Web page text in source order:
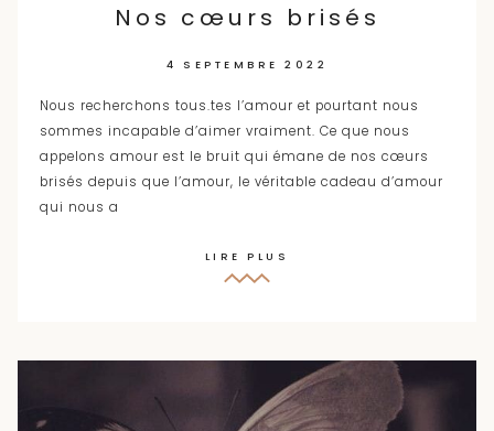
Nos cœurs brisés
4 SEPTEMBRE 2022
Nous recherchons tous.tes l’amour et pourtant nous
sommes incapable d’aimer vraiment. Ce que nous
appelons amour est le bruit qui émane de nos cœurs
brisés depuis que l’amour, le véritable cadeau d’amour
qui nous a
LIRE PLUS